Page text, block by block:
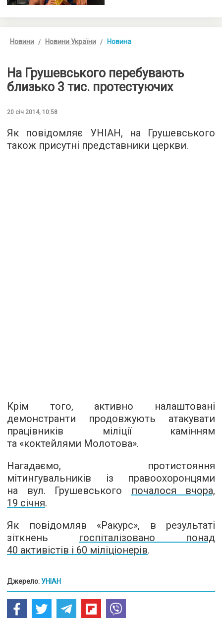
Новини Новини України Новина
На Грушевського перебувають
близько 3 тис. протестуючих
20 січ 2014, 10:58
Як повідомляє УНІАН, на Грушевського
також присутні представники церкви.
Крім того, активно налаштовані
демонстранти продовжують атакувати
працівників міліції камінням
та «коктейлями Молотова».
Нагадаємо, протистояння
мітингувальників із правоохоронцями
на вул. Грушевського
почалося вчора,
19 січня.
Як повідомляв «Ракурс», в результаті
зіткнень госпіталізовано понад
40 активістів і 60 міліціонерів.
Джерело:УНІАН